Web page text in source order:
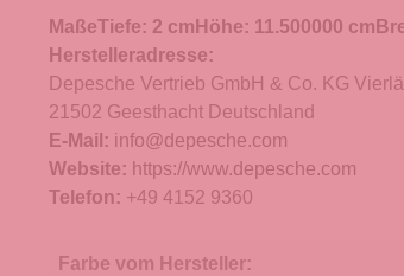
MaßeTiefe: 2 cmHöhe: 11.500000
Herstelleradresse:
Depesche Vertrieb GmbH & Co. KG
21502 Geesthacht Deutschland
E-Mail: info@depesche.com
Website: https://www.depesche.com
Telefon: +49 4152 9360
Farbe vom Hersteller: